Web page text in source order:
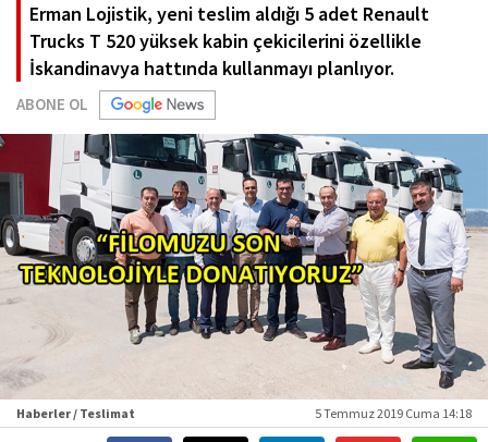
Erman Lojistik, yeni teslim aldığı 5 adet Renault
Trucks T 520 yüksek kabin çekicilerini özellikle
İskandinavya hattında kullanmayı planlıyor.
ABONE OL
Haberler / Teslimat 5 Temmuz 2019 Cuma 14:18